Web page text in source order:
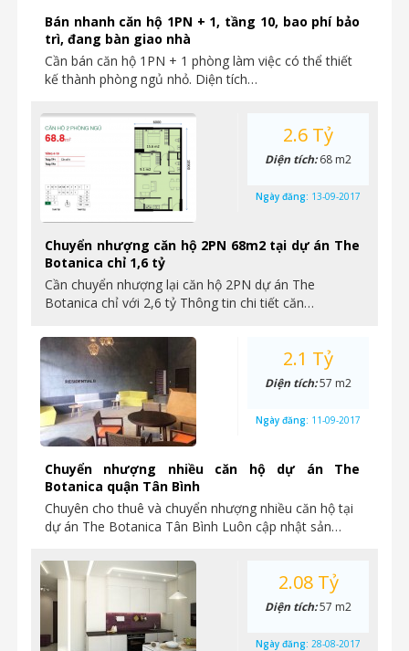
Bán nhanh căn hộ 1PN + 1, tầng 10, bao phí bảo
trì, đang bàn giao nhà
Cần bán căn hộ 1PN + 1 phòng làm việc có thể thiết
kế thành phòng ngủ nhỏ. Diện tích…
Chuyển nhượng căn hộ 2PN 68m2 tại dự án The
Botanica chỉ 1,6 tỷ
Cần chuyển nhượng lại căn hộ 2PN dự án The
Botanica chỉ với 2,6 tỷ Thông tin chi tiết căn…
2.6 Tỷ
Diện tích:68 m2
Ngày đăng: 13-09-2017
Chuyển nhượng nhiều căn hộ dự án The
Botanica quận Tân Bình
Chuyên cho thuê và chuyển nhượng nhiều căn hộ tại
dự án The Botanica Tân Bình Luôn cập nhật sản…
2.1 Tỷ
Diện tích:57 m2
Ngày đăng: 11-09-2017
2.08 Tỷ
Diện tích:57 m2
Ngày đăng: 28-08-2017